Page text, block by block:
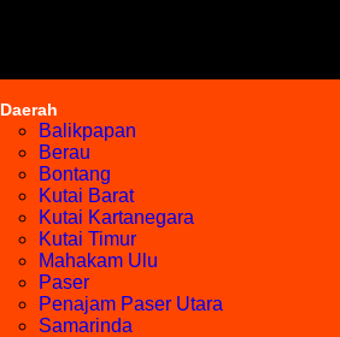
Daerah
Balikpapan
Berau
Bontang
Kutai Barat
Kutai Kartanegara
Kutai Timur
Mahakam Ulu
Paser
Penajam Paser Utara
Samarinda